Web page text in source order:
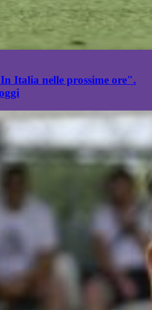
Italia nelle prossime ore".